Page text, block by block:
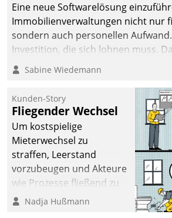
Eine neue Softwarelösung
Immobilienverwaltungen nicht nur
sondern auch personellen
Investition, die sich lohnen muss.
nachhaltige Optimierung der
dieses Ziel erreicht wird, sollten
Sabine Wiedemann
Kunden-Story
Fliegender Wechsel
Um kostspielige
Mieterwechsel zu
straffen, Leerstand
vorzubeugen und Akteure
wie Prozesse fließend zu
vernetzen, nutzt die
Nadja Hußmann